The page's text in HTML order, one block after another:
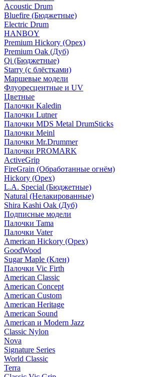
Acoustic Drum
Bluefire (Бюджетные)
Electric Drum
HANBOY
Premium Hickory (Орех)
Premium Oak (Дуб)
Qi (Бюджетные)
Starry (с блёстками)
Маршевые модели
Флуоресцентные и UV
Цветные
Палочки Kaledin
Палочки Lutner
Палочки MDS Metal DrumSticks
Палочки Meinl
Палочки Mr.Drummer
Палочки PROMARK
ActiveGrip
FireGrain (Обработанные огнём)
Hickory (Орех)
L.A. Special (Бюджетные)
Natural (Нелакированные)
Shira Kashi Oak (Дуб)
Подписные модели
Палочки Tama
Палочки Vater
American Hickory (Орех)
GoodWood
Sugar Maple (Клен)
Палочки Vic Firth
American Classic
American Concept
American Custom
American Heritage
American Sound
American и Modern Jazz
Classic Nylon
Nova
Signature Series
World Classic
Terra